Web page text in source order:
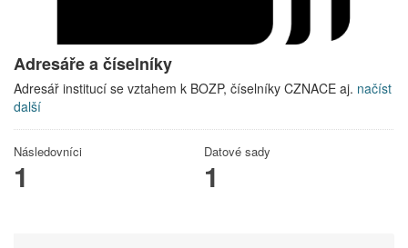
Adresáře a číselníky
Adresář institucí se vztahem k BOZP, číselníky CZNACE aj. načíst
další
Následovníci
1
Datové sady
1